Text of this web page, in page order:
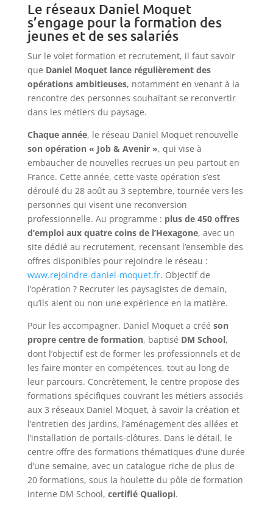
Le réseaux Daniel Moquet
s’engage pour la formation des
jeunes et de ses salariés
Sur le volet formation et recrutement, il faut savoir
que Daniel Moquet lance régulièrement des
opérations ambitieuses, notamment en venant à la
rencontre des personnes souhaitant se reconvertir
dans les métiers du paysage.
Chaque année, le réseau Daniel Moquet renouvelle
son opération « Job & Avenir », qui vise à
embaucher de nouvelles recrues un peu partout en
France. Cette année, cette vaste opération s’est
déroulé du 28 août au 3 septembre, tournée vers les
personnes qui visent une reconversion
professionnelle. Au programme : plus de 450 offres
d’emploi aux quatre coins de l’Hexagone, avec un
site dédié au recrutement, recensant l’ensemble des
offres disponibles pour rejoindre le réseau :
www.rejoindre-daniel-moquet.fr. Objectif de
l’opération ? Recruter les paysagistes de demain,
qu’ils aient ou non une expérience en la matière.
Pour les accompagner, Daniel Moquet a créé son
propre centre de formation, baptisé DM School,
dont l’objectif est de former les professionnels et de
les faire monter en compétences, tout au long de
leur parcours. Concrètement, le centre propose des
formations spécifiques couvrant les métiers associés
aux 3 réseaux Daniel Moquet, à savoir la création et
l’entretien des jardins, l’aménagement des allées et
l’installation de portails-clôtures. Dans le détail, le
centre offre des formations thématiques d’une durée
d’une semaine, avec un catalogue riche de plus de
20 formations, sous la houlette du pôle de formation
interne DM School, certifié Qualiopi.